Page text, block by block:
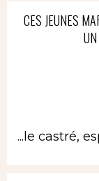
CES JEUNES
...le castré,